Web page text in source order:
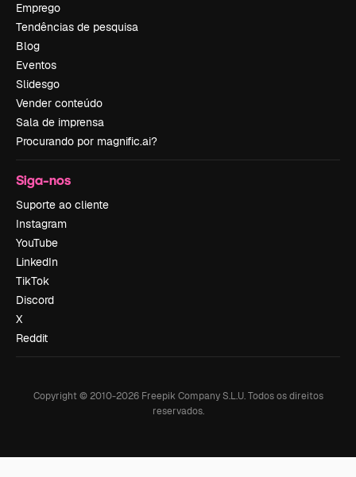
Emprego
Tendências de pesquisa
Blog
Eventos
Slidesgo
Vender conteúdo
Sala de imprensa
Procurando por magnific.ai?
Siga-nos
Suporte ao cliente
Instagram
YouTube
LinkedIn
TikTok
Discord
X
Reddit
Copyright © 2010-2026Freepik Company S.L.U. Todos os direitos
reservados.